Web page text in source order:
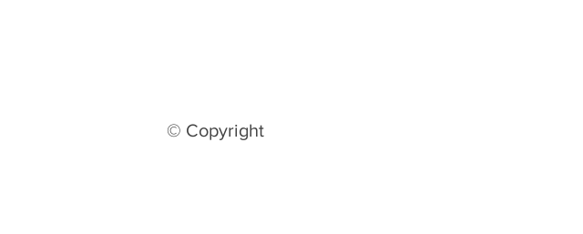
© Copyright